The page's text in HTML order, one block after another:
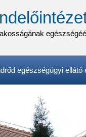
egészségügyi ellátó